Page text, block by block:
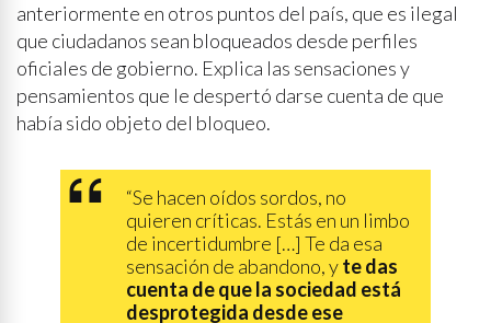
anteriormente en otros puntos del país, que es ilegal
que ciudadanos sean bloqueados desde perfiles
oficiales de gobierno. Explica las sensaciones y
pensamientos que le despertó darse cuenta de que
había sido objeto del bloqueo.
“Se hacen oídos sordos, no
quieren críticas. Estás en un limbo
de incertidumbre […] Te da esa
sensación de abandono, yte das
cuenta de que la sociedad está
desprotegida desde ese